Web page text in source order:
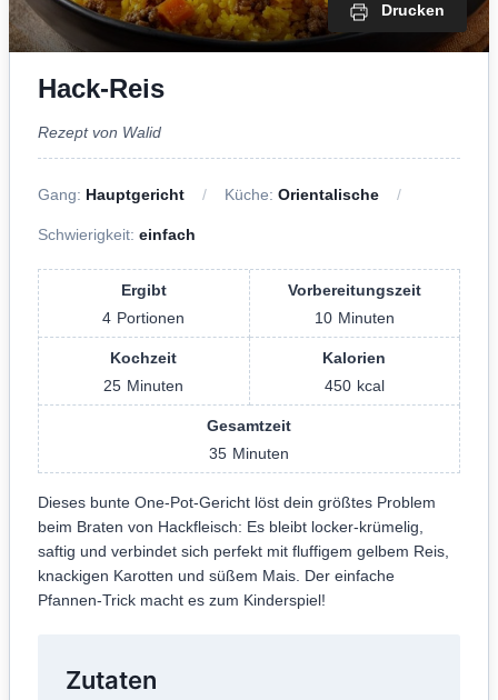
Drucken
Hack-Reis
Rezept von Walid
Gang: Hauptgericht Küche: Orientalische
Schwierigkeit: einfach
Ergibt
4 Portionen
Vorbereitungszeit
10 Minuten
Kochzeit
25 Minuten
Kalorien
450 kcal
Gesamtzeit
35 Minuten
Dieses bunte One-Pot-Gericht löst dein größtes Problem
beim Braten von Hackfleisch: Es bleibt locker-krümelig,
saftig und verbindet sich perfekt mit fluffigem gelbem Reis,
knackigen Karotten und süßem Mais. Der einfache
Pfannen-Trick macht es zum Kinderspiel!
Zutaten